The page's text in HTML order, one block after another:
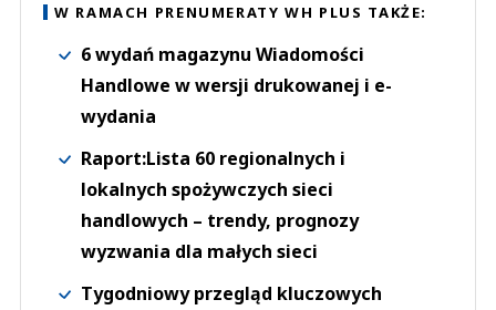
W RAMACH PRENUMERATY WH PLUS TAKŻE:
6 wydań magazynu Wiadomości
Handlowe w wersji drukowanej i e-
wydania
Raport:Lista 60 regionalnych i
lokalnych spożywczych sieci
handlowych – trendy, prognozy
wyzwania dla małych sieci
Tygodniowy przegląd kluczowych